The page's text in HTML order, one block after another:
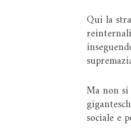
Qui la
Ma non
sociale e